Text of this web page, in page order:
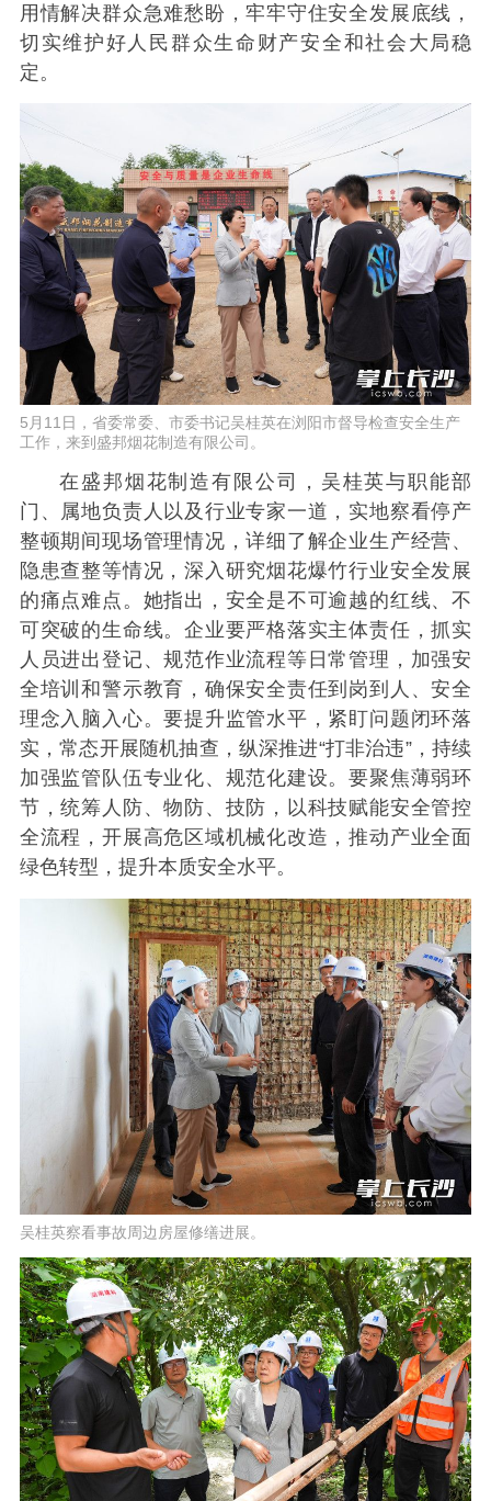
用情解决群众急难愁盼，牢牢守住安全发展底线，
切实维护好人民群众生命财产安全和社会大局稳
定。
5月11日，省委常委、市委书记吴桂英在浏阳市督导检查安全生产
工作，来到盛邦烟花制造有限公司。
在盛邦烟花制造有限公司，吴桂英与职能部
门、属地负责人以及行业专家一道，实地察看停产
整顿期间现场管理情况，详细了解企业生产经营、
隐患查整等情况，深入研究烟花爆竹行业安全发展
的痛点难点。她指出，安全是不可逾越的红线、不
可突破的生命线。企业要严格落实主体责任，抓实
人员进出登记、规范作业流程等日常管理，加强安
全培训和警示教育，确保安全责任到岗到人、安全
理念入脑入心。要提升监管水平，紧盯问题闭环落
实，常态开展随机抽查，纵深推进“打非治违”，持续
加强监管队伍专业化、规范化建设。要聚焦薄弱环
节，统筹人防、物防、技防，以科技赋能安全管控
全流程，开展高危区域机械化改造，推动产业全面
绿色转型，提升本质安全水平。
吴桂英察看事故周边房屋修缮进展。